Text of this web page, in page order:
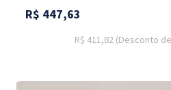
R$ 447,63
R$ 411,82 (Desconto de